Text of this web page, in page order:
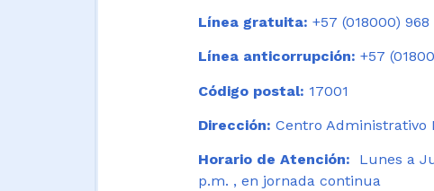
Línea gratuita: +57 (018000) 968
Línea anticorrupción: +57
Código postal: 17001
Dirección: Centro Administrativo
Horario de Atención: Lunes a
p.m. , en jornada continua